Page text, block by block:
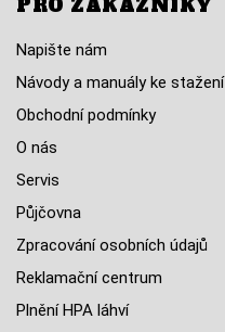
PRO ZÁKAZNÍKY
Napište nám
Návody a manuály ke stažení
Obchodní podmínky
O nás
Servis
Půjčovna
Zpracování osobních údajů
Reklamační centrum
Plnění HPA láhví